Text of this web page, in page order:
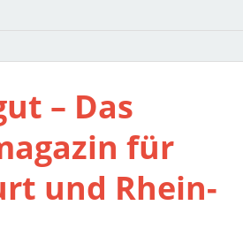
– Das
für
und Rhein-